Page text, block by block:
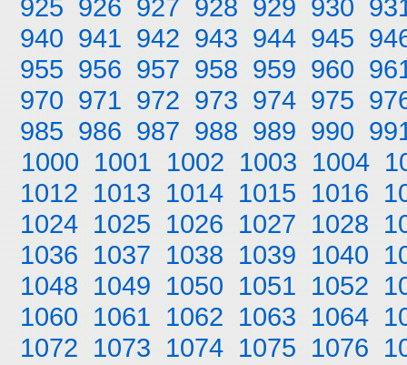
925 926 927 928 929 930
940 941 942 943 944 945
955 956 957 958 959 960
970 971 972 973 974 975
985 986 987 988 989 990
1000 1001 1002 1003 1004
1012 1013 1014 1015 1016
1024 1025 1026 1027 1028
1036 1037 1038 1039 1040
1048 1049 1050 1051 1052
1060 1061 1062 1063 1064
1072 1073 1074 1075 1076